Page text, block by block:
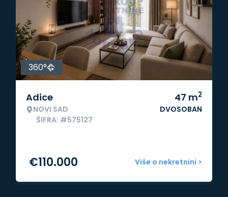
360°
Adice
NOVI SAD
ŠIFRA: #575127
47 m2
DVOSOBAN
Više o nekretnini >
€110.000